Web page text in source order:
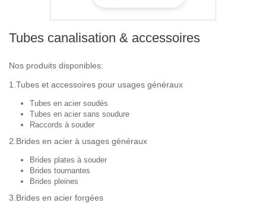
Tubes canalisation & accessoires
Nos produits disponibles:
1.Tubes et accessoires pour usages généraux
Tubes en acier soudés
Tubes en acier sans soudure
Raccords à souder
2.Brides en acier à usages généraux
Brides plates à souder
Brides tournantes
Brides pleines
3.Brides en acier forgées